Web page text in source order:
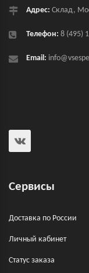
Адрес: Склад,
Телефон: 8 (495)
Email:
Сервисы
Доставка по России
Личный кабинет
Статус заказа